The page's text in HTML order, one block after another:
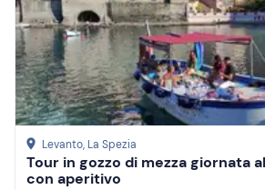
Levanto, La Spezia
Tour in gozzo di mezza giornata
con aperitivo